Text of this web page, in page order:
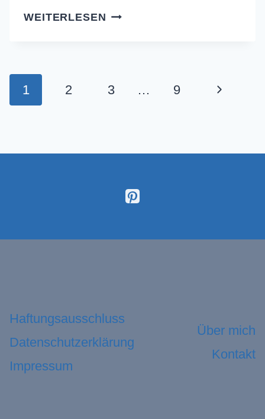
WEITERLESEN KNUSPRIGE
IE W
Seitennavigation
1 2 3 … 9
Nächste
Haftungsausschluss
Datenschutzerklärung
Impressum
Über mich
Kontakt